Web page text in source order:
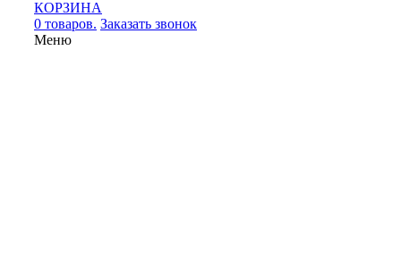
КОРЗИНА
0 товаров. Заказать звонок
Меню